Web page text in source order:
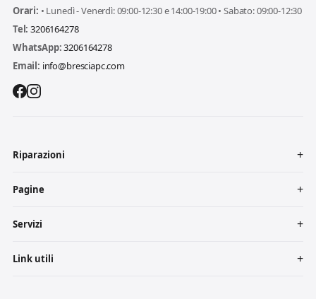
Orari: • Lunedì - Venerdì: 09:00-12:30 e 14:00-19:00 • Sabato: 09:00-12:30
Tel: 3206164278
WhatsApp:3206164278
Email: info@bresciapc.com
Riparazioni
Pagine
Servizi
Link utili